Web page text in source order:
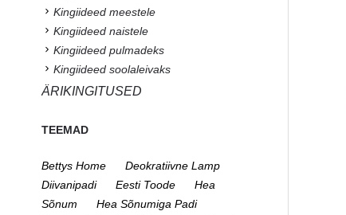
Kingiideed meestele
Kingiideed naistele
Kingiideed pulmadeks
Kingiideed soolaleivaks
ÄRIKINGITUSED
TEEMAD
Bettys Home
Deokratiivne Lamp
Diivanipadi
Eesti Toode
Hea
Sõnum
Hea Sõnumiga Padi